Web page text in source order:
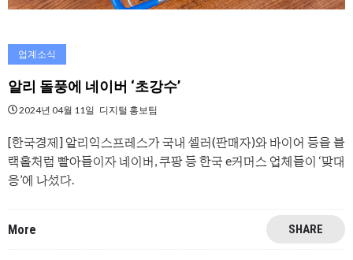
업계소식
알리 돌풍에 네이버 ‘초강수’
2024년 04월 11일 디지털 홍보팀
[한국경제] 알리익스프레스가 국내 셀러(판매자)와 바이어 등을 블
랙홀처럼 빨아들이자 네이버, 쿠팡 등 한국 e커머스 업체들이 ‘맞대
응’에 나섰다.
More SHARE